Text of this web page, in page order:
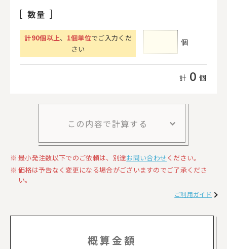
数量
計90個以上、 1個単位でご入力くだ
さい
個
計 0 個
この内容で計算する
最小発注数以下でのご依頼は、別途お問い合わせください。
価格は予告なく変更になる場合がございますのでご了承くださ
い。
ご利用ガイド
概算金額